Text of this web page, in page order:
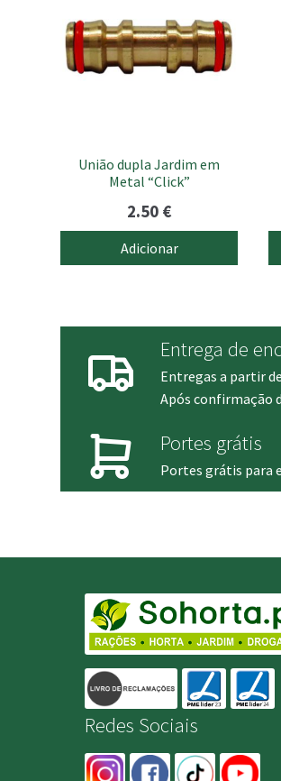
União dupla Jardim em
Metal “Click”
2.50 €
Adicionar
Entrega de
Entregas a partir
Após confirmação
Portes grátis
Portes grátis para
Redes Sociais